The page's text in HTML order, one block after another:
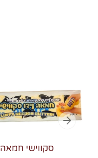
סקווישי חמאה